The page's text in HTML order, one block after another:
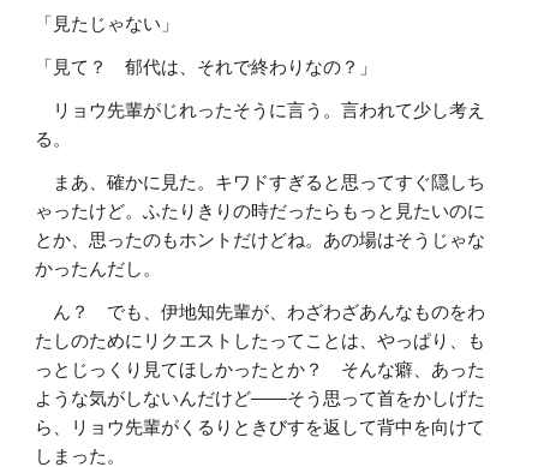
「見たじゃない」
「見て？ 郁代は、それで終わりなの？」
リョウ先輩がじれったそうに言う。言われて少し考え
る。
まあ、確かに見た。キワドすぎると思ってすぐ隠しち
ゃったけど。ふたりきりの時だったらもっと見たいのに
とか、思ったのもホントだけどね。あの場はそうじゃな
かったんだし。
ん？ でも、伊地知先輩が、わざわざあんなものをわ
たしのためにリクエストしたってことは、やっぱり、も
っとじっくり見てほしかったとか？ そんな癖、あった
ような気がしないんだけど――そう思って首をかしげた
ら、リョウ先輩がくるりときびすを返して背中を向けて
しまった。